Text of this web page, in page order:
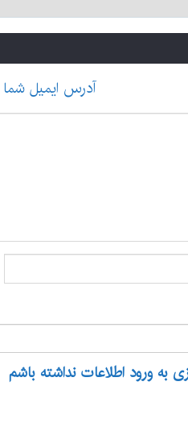
آدرس ایمیل
به ورود اطلاعات نداشته باشم